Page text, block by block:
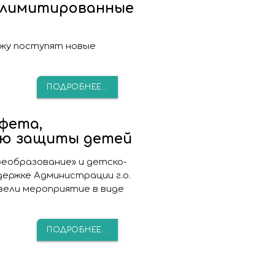
поступят новые
ПОДРОБНЕЕ...
защиты детей
и детско-
Администрации г.о.
мероприятие в виде
ПОДРОБНЕЕ...